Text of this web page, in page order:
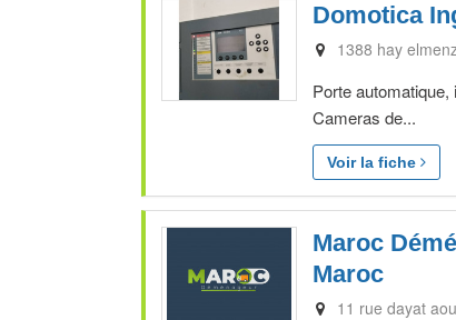
Domotica
1388 hay
Porte
Cameras de...
Voir la fiche
Maroc
Maroc
11 rue dayat